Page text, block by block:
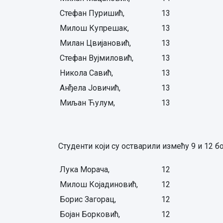
Стефан Пуришић,
13
Милош Купрешак,
13
Милан Цвијановић,
13
Стефан Вујмиловић,
13
Никола Савић,
13
Анђела Јовичић,
13
Миљан Ћулум,
13
Студенти који су остварили измећу 9 и 12
Лука Морача,
12
Милош Којадиновић,
12
Борис Загорац,
12
Бојан Борковић,
12